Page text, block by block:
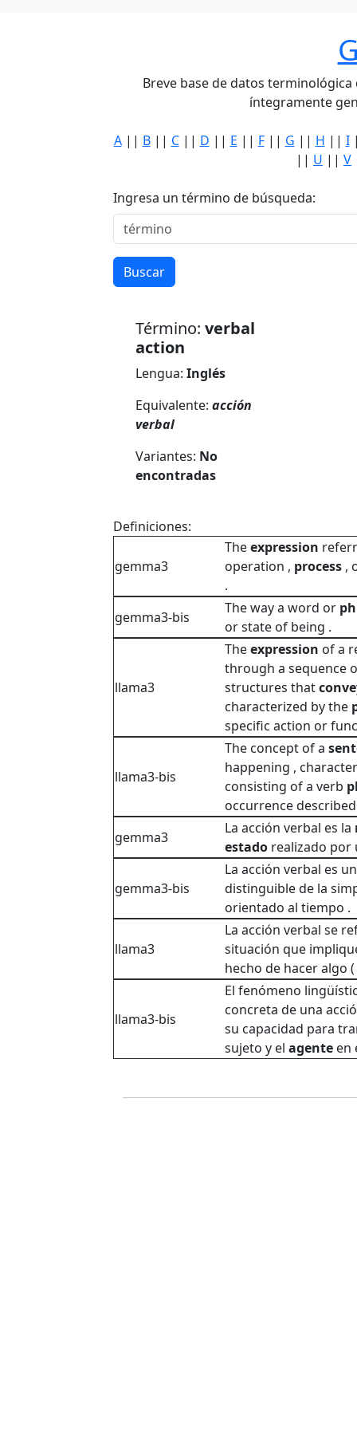
Breve base de datos
íntegramente
A|| B|| C|| D || E || F|| G || H || I
|| U || V
Ingresa un término de búsqueda:
Buscar
Término: verbal
action
Lengua: Inglés
Equivalente: acción
verbal
Variantes: No
encontradas
Definiciones:
gemma3
Theexpression
operation , process ,
.
gemma3-bis
The way a word or
or state of being .
llama3
Theexpression of a
through a sequence
structures that
characterized by the
specific action or
llama3-bis
The concept of a
happening ,
consisting of a verb
occurrence
gemma3
La acción verbal es la
estado realizado
gemma3-bis
La acción verbal es
distinguible de la
orientado al tiempo .
llama3
La acción verbal se
situación que
hecho de hacer algo
llama3-bis
El fenómeno
concreta de una
su capacidad para
sujeto y el agente en